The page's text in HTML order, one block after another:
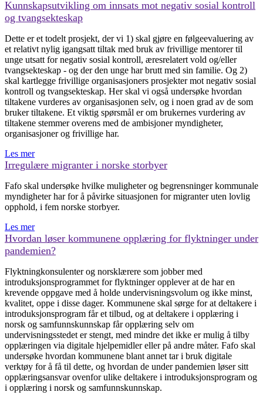
Kunnskapsutvikling om innsats mot negativ sosial kontroll
og tvangsekteskap
Dette er et todelt prosjekt, der vi 1) skal gjøre en følgeevaluering av
et relativt nylig igangsatt tiltak med bruk av frivillige mentorer til
unge utsatt for negativ sosial kontroll, æresrelatert vold og/eller
tvangsekteskap - og der den unge har brutt med sin familie. Og 2)
skal kartlegge frivillige organisasjoners prosjekter mot negativ sosial
kontroll og tvangsekteskap. Her skal vi også undersøke hvordan
tiltakene vurderes av organisasjonen selv, og i noen grad av de som
bruker tiltakene. Et viktig spørsmål er om brukernes vurdering av
tiltakene stemmer overens med de ambisjoner myndigheter,
organisasjoner og frivillige har.
Les mer
Irregulære migranter i norske storbyer
Fafo skal undersøke hvilke muligheter og begrensninger kommunale
myndigheter har for å påvirke situasjonen for migranter uten lovlig
opphold, i fem norske storbyer.
Les mer
Hvordan løser kommunene opplæring for flyktninger under
pandemien?
Flyktningkonsulenter og norsklærere som jobber med
introduksjonsprogrammet for flyktninger opplever at de har en
krevende oppgave med å holde undervisningsvolum og ikke minst,
kvalitet, oppe i disse dager. Kommunene skal sørge for at deltakere i
introduksjonsprogram får et tilbud, og at deltakere i opplæring i
norsk og samfunnskunnskap får opplæring selv om
undervisningsstedet er stengt, med mindre det ikke er mulig å tilby
opplæringen via digitale hjelpemidler eller på andre måter. Fafo skal
undersøke hvordan kommunene blant annet tar i bruk digitale
verktøy for å få til dette, og hvordan de under pandemien løser sitt
opplæringsansvar ovenfor ulike deltakere i introduksjonsprogram og
i opplæring i norsk og samfunnskunnskap.